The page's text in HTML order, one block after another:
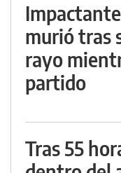
murió tras
rayo
partido
Tras 55